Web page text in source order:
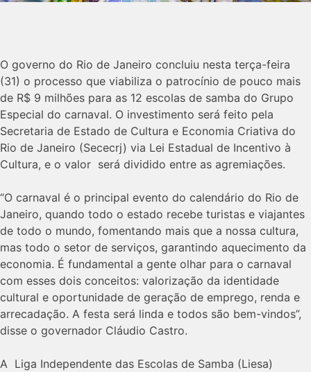
O governo do Rio de Janeiro concluiu nesta terça-feira
(31) o processo que viabiliza o patrocínio de pouco mais
de R$ 9 milhões para as 12 escolas de samba do Grupo
Especial do carnaval. O investimento será feito pela
Secretaria de Estado de Cultura e Economia Criativa do
Rio de Janeiro (Sececrj) via Lei Estadual de Incentivo à
Cultura, e o valor será dividido entre as agremiações.
“O carnaval é o principal evento do calendário do Rio de
Janeiro, quando todo o estado recebe turistas e viajantes
de todo o mundo, fomentando mais que a nossa cultura,
mas todo o setor de serviços, garantindo aquecimento da
economia. É fundamental a gente olhar para o carnaval
com esses dois conceitos: valorização da identidade
cultural e oportunidade de geração de emprego, renda e
arrecadação. A festa será linda e todos são bem-vindos”,
disse o governador Cláudio Castro.
A Liga Independente das Escolas de Samba (Liesa)